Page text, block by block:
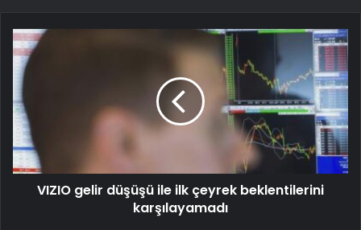
VIZIO gelir düşüşü ile ilk çeyrek beklentilerini
karşılayamadı